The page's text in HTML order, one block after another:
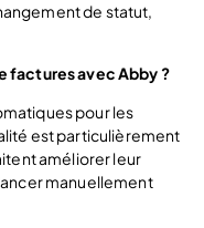
de statut,
factures avec Abby ?
pour les
est particulièrement
améliorer leur
manuellement